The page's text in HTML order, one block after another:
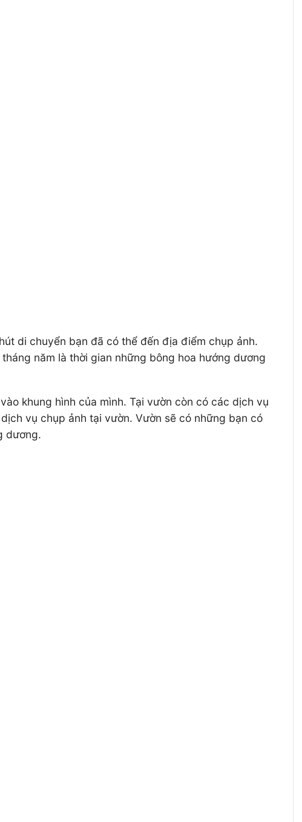
di chuyển bạn đã có thể đến địa điểm chụp ảnh.
năm là thời gian những bông hoa hướng dương
khung hình của mình. Tại vườn còn có các dịch vụ
vụ chụp ảnh tại vườn. Vườn sẽ có những bạn có
dương.